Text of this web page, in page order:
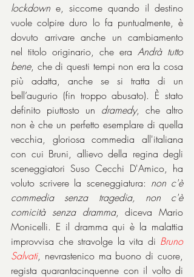
lockdown e, siccome quando il destino
vuole colpire duro lo fa puntualmente, è
dovuto arrivare anche un cambiamento
nel titolo originario, che era Andrà tutto
bene, che di questi tempi non era la cosa
più adatta, anche se si tratta di un
bell’augurio (fin troppo abusato). È stato
definito piuttosto un dramedy, che altro
non è che un perfetto esemplare di quella
vecchia, gloriosa commedia all'italiana
con cui Bruni, allievo della regina degli
sceneggiatori Suso Cecchi D'Amico, ha
voluto scrivere la sceneggiatura: non c'è
commedia senza tragedia, non c'è
comicità senza dramma, diceva Mario
Monicelli. E il dramma qui è la malattia
improvvisa che stravolge la vita di Bruno
Salvati, nevrastenico ma buono di cuore,